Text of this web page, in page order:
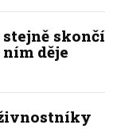
skončí
děje